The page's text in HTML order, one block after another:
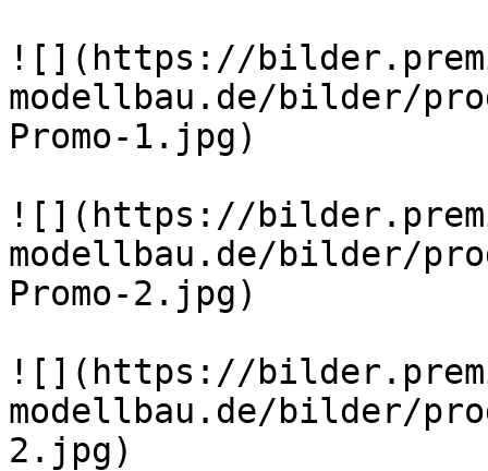
![](https://
modellbau.de/bilder/
Promo-1.jpg)
![](https://
modellbau.de/bilder/
Promo-2.jpg)
![](https://
modellbau.de/bilder/
2.jpg)